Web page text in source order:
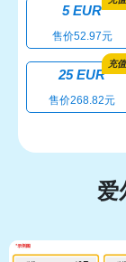
5 EUR
售价52.97元
充
25 EUR
售价268.82元
爱